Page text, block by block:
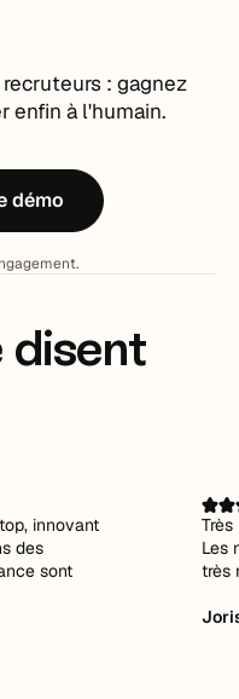
: gagnez
enfin à l'humain.
démo
disent
innovant
des
sont
Les
très